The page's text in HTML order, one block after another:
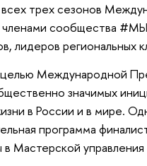
всех трех сезонов
сообщества
лидеров региональных
Международной
значимых
в России и в мире.
программа
в Мастерской